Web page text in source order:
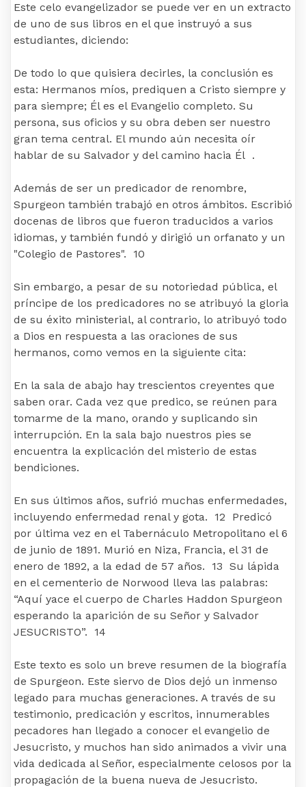
Este celo evangelizador se puede ver en un extracto
de uno de sus libros en el que instruyó a sus
estudiantes, diciendo:
De todo lo que quisiera decirles, la conclusión es
esta: Hermanos míos, prediquen a Cristo siempre y
para siempre; Él es el Evangelio completo. Su
persona, sus oficios y su obra deben ser nuestro
gran tema central. El mundo aún necesita oír
hablar de su Salvador y del camino hacia Él .
Además de ser un predicador de renombre,
Spurgeon también trabajó en otros ámbitos. Escribió
docenas de libros que fueron traducidos a varios
idiomas, y también fundó y dirigió un orfanato y un
"Colegio de Pastores". 10
Sin embargo, a pesar de su notoriedad pública, el
príncipe de los predicadores no se atribuyó la gloria
de su éxito ministerial, al contrario, lo atribuyó todo
a Dios en respuesta a las oraciones de sus
hermanos, como vemos en la siguiente cita:
En la sala de abajo hay trescientos creyentes que
saben orar. Cada vez que predico, se reúnen para
tomarme de la mano, orando y suplicando sin
interrupción. En la sala bajo nuestros pies se
encuentra la explicación del misterio de estas
bendiciones.
En sus últimos años, sufrió muchas enfermedades,
incluyendo enfermedad renal y gota. 12 Predicó
por última vez en el Tabernáculo Metropolitano el 6
de junio de 1891. Murió en Niza, Francia, el 31 de
enero de 1892, a la edad de 57 años. 13 Su lápida
en el cementerio de Norwood lleva las palabras:
“Aquí yace el cuerpo de Charles Haddon Spurgeon
esperando la aparición de su Señor y Salvador
JESUCRISTO”. 14
Este texto es solo un breve resumen de la biografía
de Spurgeon. Este siervo de Dios dejó un inmenso
legado para muchas generaciones. A través de su
testimonio, predicación y escritos, innumerables
pecadores han llegado a conocer el evangelio de
Jesucristo, y muchos han sido animados a vivir una
vida dedicada al Señor, especialmente celosos por la
propagación de la buena nueva de Jesucristo.